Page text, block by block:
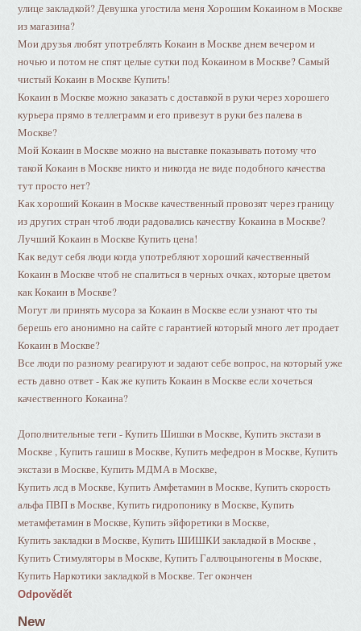
улице закладкой? Девушка угостила меня Хорошим Кокаином в Москве
из магазина?
Мои друзья любят употреблять Кокаин в Москве днем вечером и
ночью и потом не спят целые сутки под Кокаином в Москве? Самый
чистый Кокаин в Москве Купить!
Кокаин в Москве можно заказать с доставкой в руки через хорошего
курьера прямо в теллеграмм и его привезут в руки без палева в
Москве?
Мой Кокаин в Москве можно на выставке показывать потому что
такой Кокаин в Москве никто и никогда не виде подобного качества
тут просто нет?
Как хороший Кокаин в Москве качественный провозят через границу
из других стран чтоб люди радовались качеству Кокаина в Москве?
Лучший Кокаин в Москве Купить цена!
Как ведут себя люди когда употребляют хороший качественный
Кокаин в Москве чтоб не спалиться в черных очках, которые цветом
как Кокаин в Москве?
Могут ли принять мусора за Кокаин в Москве если узнают что ты
берешь его анонимно на сайте с гарантией который много лет продает
Кокаин в Москве?
Все люди по разному реагируют и задают себе вопрос, на который уже
есть давно ответ - Как же купить Кокаин в Москве если хочеться
качественного Кокаина?
Дополнительные теги - Купить Шишки в Москве, Купить экстази в
Москве , Купить гашиш в Москве, Купить мефедрон в Москве, Купить
экстази в Москве, Купить МДМА в Москве,
Купить лсд в Москве, Купить Амфетамин в Москве, Купить скорость
альфа ПВП в Москве, Купить гидропонику в Москве, Купить
метамфетамин в Москве, Купить эйфоретики в Москве,
Купить закладки в Москве, Купить ШИШКИ закладкой в Москве ,
Купить Стимуляторы в Москве, Купить Галлюцыногены в Москве,
Купить Наркотики закладкой в Москве. Тег окончен
Odpovědět
New